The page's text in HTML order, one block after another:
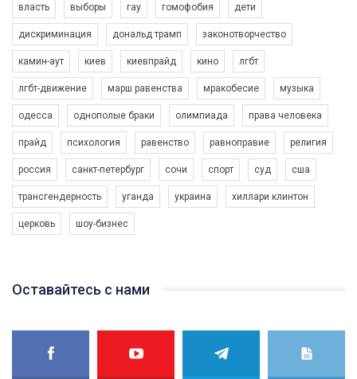
Зупинимо насильство проти ЛГБТ в Україні! Stop violence against LGBT in Ukraine!
6/30/2017
Емоційний та вражаючий промо-ролік на конкурс PACT, який
представляє програму "Гей-альянс Україна" з протидії
насильству проти ЛГБТ в Україні.
Ми просимо вашої підтримки, щоб реалізувати нашу
програму з боротьби з насильством проти ЛГБТ в Україні.
Якщо ти хочеш підтримати нас - просто натисни "лайк" під
best video, representing programme for the development of
We appeal to your support and ask to help us implement our plan
1.9K Просмотров • 226 Нравится • 5 Комментариев
власть выборы гау гомофобия дети
дискриминация дональд трамп законотворчество
камин-аут киев киевпрайд кино лгбт
лгбт-движение марш равенства мракобесие музыка
одесса однополые браки олимпиада права человека
прайд психология равенство равноправие религия
россия санкт-петербург сочи спорт суд сша
трансгендерность уганда украина хиллари клинтон
церковь шоу-бизнес
Оставайтесь с нами